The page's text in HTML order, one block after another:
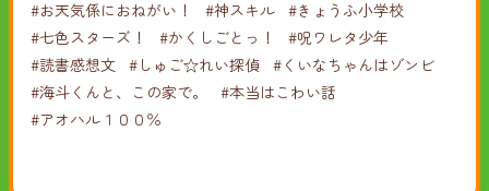
#お天気係におねがい！
#神スキル #きょうふ小学校
#七色スターズ！
#かくしごとっ！
#呪ワレタ少年
#読書感想文
#しゅご☆れい探偵 #くいなちゃんはゾンビ
#海斗くんと、この家で。
#本当はこわい話
#アオハル１００％